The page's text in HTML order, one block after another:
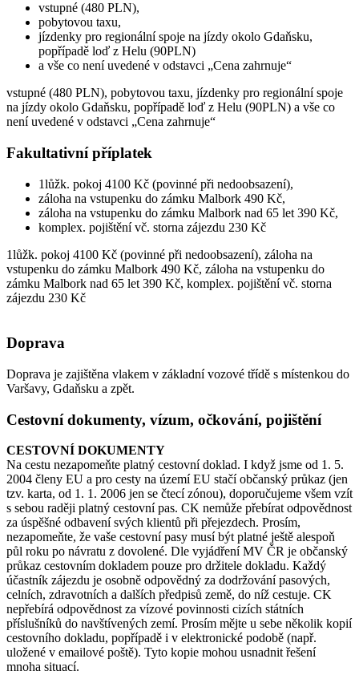
vstupné (480 PLN),
pobytovou taxu,
jízdenky pro regionální spoje na jízdy okolo Gdaňsku,
popřípadě loď z Helu (90PLN)
a vše co není uvedené v odstavci „Cena zahrnuje“
vstupné (480 PLN), pobytovou taxu, jízdenky pro regionální spoje
na jízdy okolo Gdaňsku, popřípadě loď z Helu (90PLN) a vše co
není uvedené v odstavci „Cena zahrnuje“
Fakultativní příplatek
1lůžk. pokoj 4100 Kč (povinné při nedoobsazení),
záloha na vstupenku do zámku Malbork 490 Kč,
záloha na vstupenku do zámku Malbork nad 65 let 390 Kč,
komplex. pojištění vč. storna zájezdu 230 Kč
1lůžk. pokoj 4100 Kč (povinné při nedoobsazení), záloha na
vstupenku do zámku Malbork 490 Kč, záloha na vstupenku do
zámku Malbork nad 65 let 390 Kč, komplex. pojištění vč. storna
zájezdu 230 Kč
Doprava
Doprava je zajištěna vlakem v základní vozové třídě s místenkou do
Varšavy, Gdaňsku a zpět.
Cestovní dokumenty, vízum, očkování, pojištění
CESTOVNÍ DOKUMENTY
Na cestu nezapomeňte platný cestovní doklad. I když jsme od 1. 5.
2004 členy EU a pro cesty na území EU stačí občanský průkaz (jen
tzv. karta, od 1. 1. 2006 jen se čtecí zónou), doporučujeme všem vzít
s sebou raději platný cestovní pas. CK nemůže přebírat odpovědnost
za úspěšné odbavení svých klientů při přejezdech. Prosím,
nezapomeňte, že vaše cestovní pasy musí být platné ještě alespoň
půl roku po návratu z dovolené. Dle vyjádření MV ČR je občanský
průkaz cestovním dokladem pouze pro držitele dokladu. Každý
účastník zájezdu je osobně odpovědný za dodržování pasových,
celních, zdravotních a dalších předpisů země, do níž cestuje. CK
nepřebírá odpovědnost za vízové povinnosti cizích státních
příslušníků do navštívených zemí. Prosím mějte u sebe několik kopií
cestovního dokladu, popřípadě i v elektronické podobě (např.
uložené v emailové poště). Tyto kopie mohou usnadnit řešení
mnoha situací.